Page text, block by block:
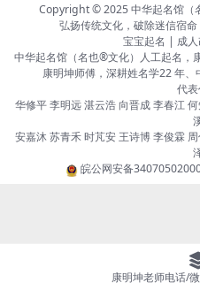
Copyright © 2025中华起名馆（
弘扬传统文化，破除迷信宿
宝宝起名 | 成
中华起名馆（名也®文化）人工起名，
康明坤师傅，深耕姓名学22 年
代表
华修平 李明远 湛云浩 向晋成 李春江
安嘉沐 苏青禾 时芃安 王诗博 李俊霖
皖公网安备
康明坤老师电话/